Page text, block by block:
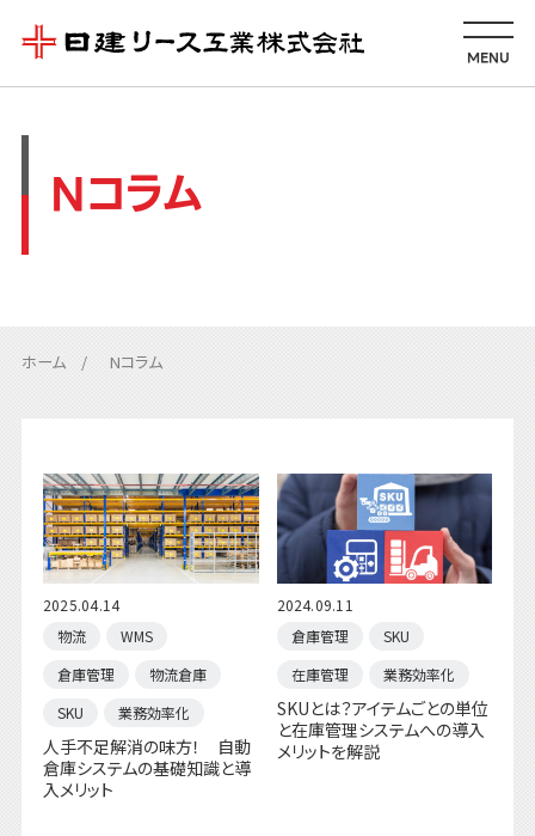
MENU
Nコラム
ホーム Nコラム
2025.04.14
物流
WMS
倉庫管理
物流倉庫
SKU
業務効率化
人手不足解消の味方！ 自動
倉庫システムの基礎知識と導
入メリット
2024.09.11
倉庫管理
SKU
在庫管理
業務効率化
SKUとは？アイテムごとの単位
と在庫管理システムへの導入
メリットを解説